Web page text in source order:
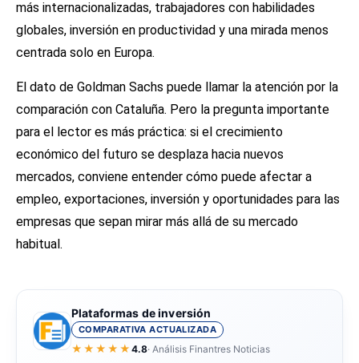
más internacionalizadas, trabajadores con habilidades
globales, inversión en productividad y una mirada menos
centrada solo en Europa.
El dato de Goldman Sachs puede llamar la atención por la
comparación con Cataluña. Pero la pregunta importante
para el lector es más práctica: si el crecimiento
económico del futuro se desplaza hacia nuevos
mercados, conviene entender cómo puede afectar a
empleo, exportaciones, inversión y oportunidades para las
empresas que sepan mirar más allá de su mercado
habitual.
Plataformas de inversión
COMPARATIVA ACTUALIZADA
★★★★★ 4.8· Análisis Finantres Noticias